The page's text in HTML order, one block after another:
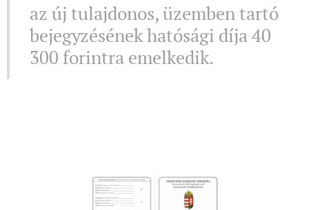
az új tulajdonos, üzemben tartó
bejegyzésének hatósági díja 40
300 forintra emelkedik.